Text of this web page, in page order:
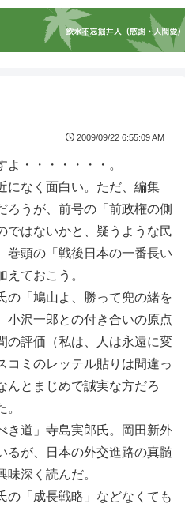
2009/09/22 6:55:09 AM
・・・・・・・。
になく面白い。ただ、編集
ろうが、前号の「前政権の側
ではないかと、疑うような民
巻頭の「戦後日本の一番長い
えておこう。
の「鳩山よ、勝って兜の緒を
小沢一郎との付き合いの原点
の評価（私は、人は永遠に変
コミのレッテル貼りは間違っ
んとまじめで誠実な方だろ
き道」寺島実郎氏。岡田新外
るが、日本の外交進路の真髄
味深く読んだ。
の「成長戦略」などなくても